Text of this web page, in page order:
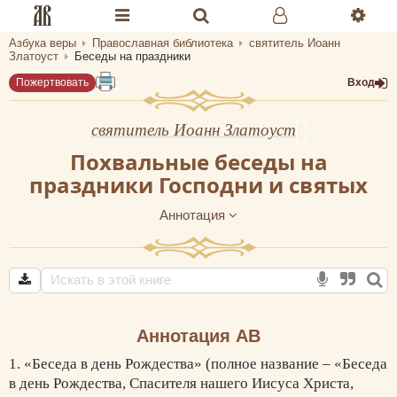
Разделы портала «Азбука веры»
Главная
Библиотеки
Календарь
Медиа
Семья и здоровье
Азбука веры Православная библиотека
святитель Иоанн
Златоуст
Беседы на праздники
Пожертвовать Вход
святитель Иоанн Златоуст
Похвальные беседы на
праздники Господни и святых
Аннотация
Аннотация АВ
1. «Беседа в день Рождества» (полное название – «Беседа
в день Рождества, Спасителя нашего Иисуса Христа,